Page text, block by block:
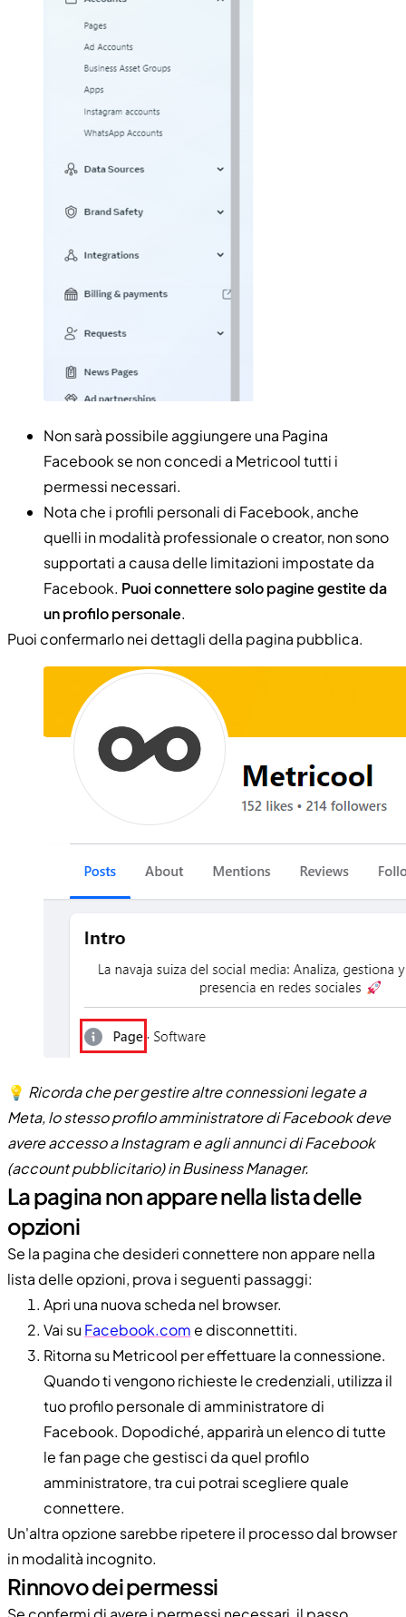
Non sarà possibile aggiungere una Pagina
Facebook se non concedi a Metricool tutti i
permessi necessari.
Nota che i profili personali di Facebook, anche
quelli in modalità professionale o creator, non sono
supportati a causa delle limitazioni impostate da
Facebook. Puoi connettere solo pagine gestite da
un profilo personale.
Puoi confermarlo nei dettagli della pagina pubblica.
💡 Ricorda che per gestire altre connessioni legate a
Meta, lo stesso profilo amministratore di Facebook deve
avere accesso a Instagram e agli annunci di Facebook
(account pubblicitario) in Business Manager.
La pagina non appare nella lista delle
opzioni
Se la pagina che desideri connettere non appare nella
lista delle opzioni, prova i seguenti passaggi:
Apri una nuova scheda nel browser.
Vai su Facebook.come disconnettiti.
Ritorna su Metricool per effettuare la connessione.
Quando ti vengono richieste le credenziali, utilizza il
tuo profilo personale di amministratore di
Facebook. Dopodiché, apparirà un elenco di tutte
le fan page che gestisci da quel profilo
amministratore, tra cui potrai scegliere quale
connettere.
Un'altra opzione sarebbe ripetere il processo dal browser
in modalità incognito.
Rinnovo dei permessi